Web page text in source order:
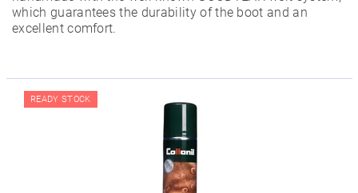
which guarantees the durability of the boot and an
excellent comfort.
READY STOCK